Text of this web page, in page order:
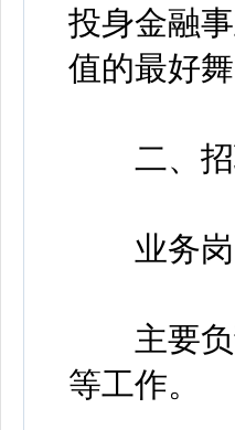
投身金融
值的最好
二、招
业务岗
主要负
等工作。